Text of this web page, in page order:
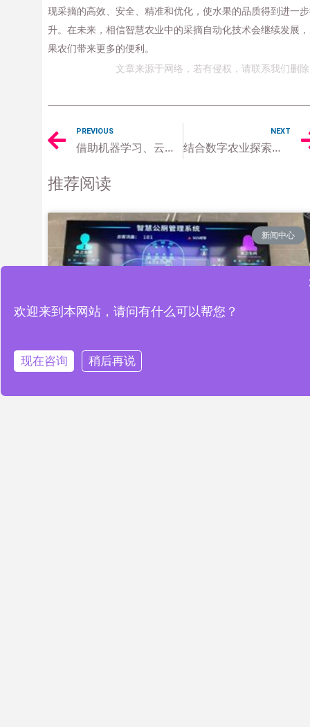
现采摘的高效、安全、精准和优化，使水果的品质得到进一
升。在未来，相信智慧农业中的采摘自动化技术会继续发展
果农们带来更多的便利。
文章来源于网络，若有侵权，请联系我们删
PREVIOUS
借助机器学习、云计算、视觉识别等技术升级智慧农业
NEXT
结合数字农业探索智慧农业指挥调度技术
推荐阅读
新闻中心
智慧公厕解决方案为智慧城市发展
欢迎来到本网站，请问有什么可以帮您？
现在咨询 稍后再说